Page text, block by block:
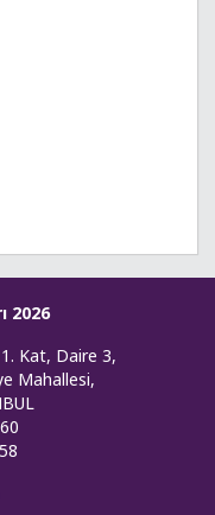
2026
Kat, Daire 3,
Mahallesi,